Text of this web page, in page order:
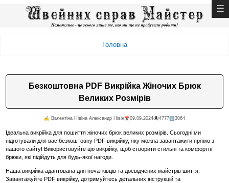
Головна
Безкоштовна PDF Викрійка Жіночих Брюк
Великих Розмірів
✍️ Валентiна Нiвiна Александр Нiвiн📅09.09.2024👁️‍🗨️4777 ⬇️3064
Ідеальна викрійка для пошиття жіночих брюк великих розмірів. Сьогодні ми
підготували для вас безкоштовну PDF викрійку, яку можна завантажити прямо з
нашого сайту! Використовуйте цю викрійку, щоб створити стильні та комфортні
брюки, які підійдуть для будь-якої нагоди.
Наша викрійка адаптована для початківців та досвідчених майстрів шиття.
Завантажуйте PDF викрійку, дотримуйтесь детальних інструкцій та